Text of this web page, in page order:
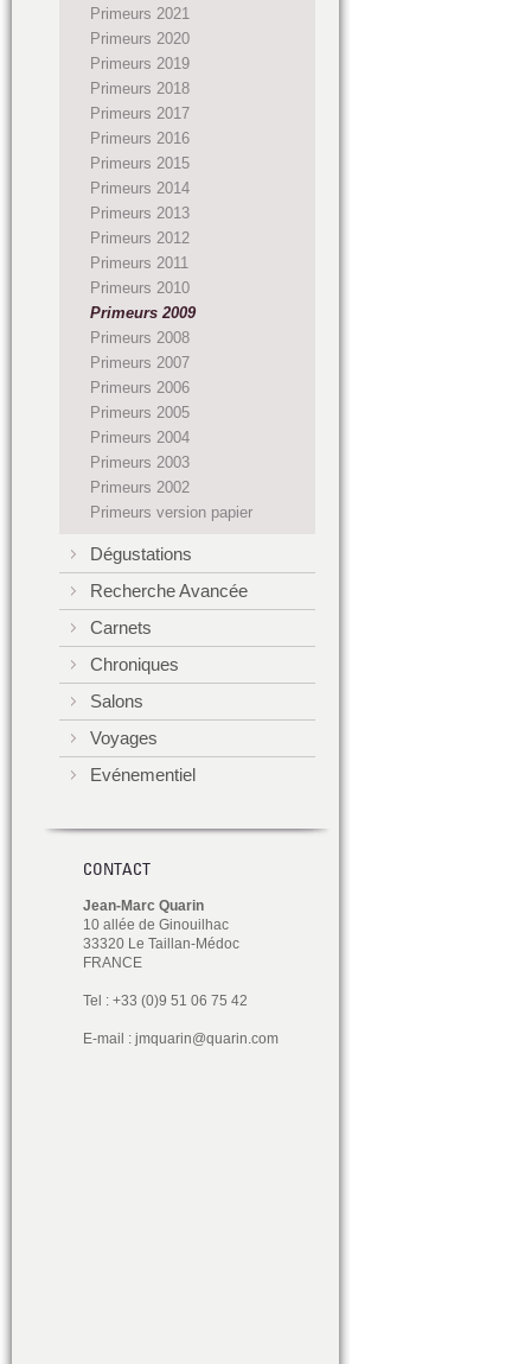
Primeurs 2021
Primeurs 2020
Primeurs 2019
Primeurs 2018
Primeurs 2017
Primeurs 2016
Primeurs 2015
Primeurs 2014
Primeurs 2013
Primeurs 2012
Primeurs 2011
Primeurs 2010
Primeurs 2009
Primeurs 2008
Primeurs 2007
Primeurs 2006
Primeurs 2005
Primeurs 2004
Primeurs 2003
Primeurs 2002
Primeurs version papier
Dégustations
Recherche Avancée
Carnets
Chroniques
Salons
Voyages
Evénementiel
CONTACT
Jean-Marc Quarin
10 allée de Ginouilhac
33320 Le Taillan-Médoc
FRANCE
Tel : +33 (0)9 51 06 75 42
E-mail : jmquarin@quarin.com